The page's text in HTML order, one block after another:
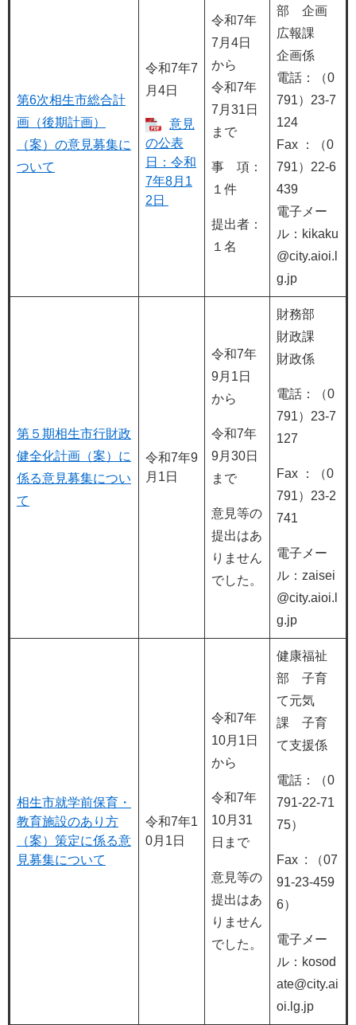
第6次相生市総合計
画（後期計画）
（案）の意見募集に
ついて
令和7年7
月4日
意見
の公表
日：令和
7年8月1
2日
令和7年
7月4日
から
令和7年
7月31日
まで
事 項：
１件
提出者：
１名
部 企画
広報課
企画係
電話：（0
791）23-7
124
Fax ：（0
791）22-6
439
電子メー
ル：kikaku
@city.aioi.l
g.jp
第５期相生市行財政
健全化計画（案）に
係る意見募集につい
て
令和7年9
月1日
令和7年
9月1日
から
令和7年
9月30日
まで
意見等の
提出はあ
りません
でした。
財務部
財政課
財政係
電話：（0
791）23-7
127
Fax ：（0
791）23-2
741
電子メー
ル：zaisei
@city.aioi.l
g.jp
相生市就学前保育・
教育施設のあり方
（案）策定に係る意
見募集について
令和7年1
0月1日
令和7年
10月1日
から
令和7年
10月31
日まで
意見等の
提出はあ
りません
でした。
健康福祉
部 子育
て元気
課 子育
て支援係
電話：（0
791-22-71
75）
Fax : （07
91-23-459
6）
電子メー
ル：kosod
ate@city.ai
oi.lg.jp